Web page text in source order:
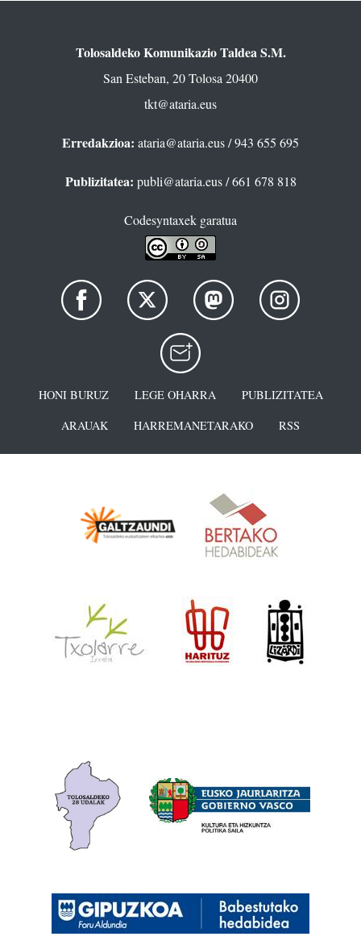
Tolosaldeko Komunikazio Taldea S.M.
San Esteban, 20 Tolosa 20400
tkt@ataria.eus
Erredakzioa: ataria@ataria.eus/ 943 655 695
Publizitatea: publi@ataria.eus/ 661 678 818
Codesyntaxek garatua
HONI BURUZ LEGE OHARRA
PUBLIZITATEA
ARAUAK
HARREMANETARAKO RSS